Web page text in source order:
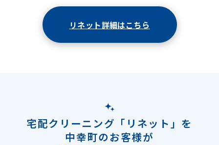
リネット詳細はこちら
宅配クリーニング「リネット」を
中幸町のお客様が